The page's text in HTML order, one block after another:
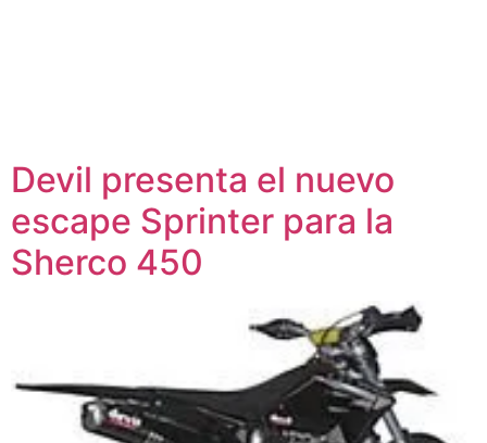
Devil presenta el nuevo
escape Sprinter para la
Sherco 450